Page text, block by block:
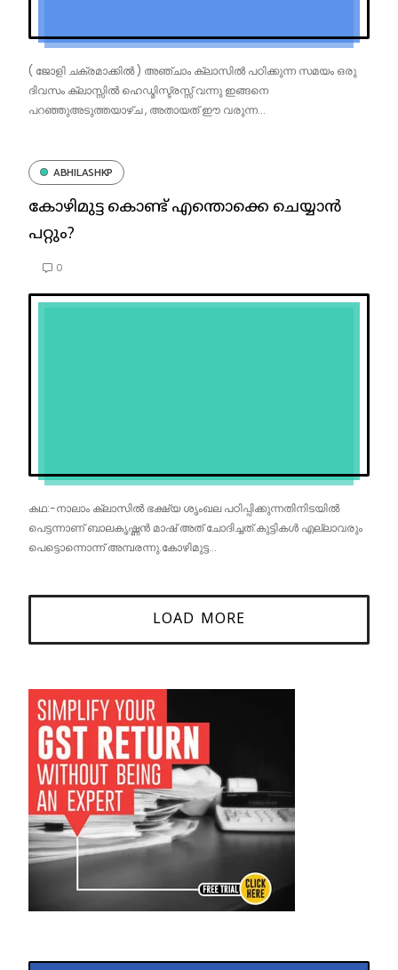
( ജോളി ചക്രമാക്കിൽ ) അഞ്ചാം ക്ലാസിൽ പഠിക്കുന്ന സമയം ഒരു
ദിവസം ക്ലാസ്സിൽ ഹെഡ്മിസ്ട്രസ്സ് വന്നു ഇങ്ങനെ
പറഞ്ഞുഅടുത്തയാഴ്ച , അതായത് ഈ വരുന്ന...
ABHILASHKP
കോഴിമുട്ട കൊണ്ട് എന്തൊക്കെ ചെയ്യാൻ
പറ്റും?
0
കഥ:-നാലാം ക്ലാസിൽ ഭക്ഷ്യ ശൃംഖല പഠിപ്പിക്കുന്നതിനിടയിൽ
പെട്ടന്നാണ് ബാലകൃഷ്ണൻ മാഷ് അത് ചോദിച്ചത്.കുട്ടികൾ എല്ലാവരും
പെട്ടൊന്നൊന്ന് അമ്പരന്നു.കോഴിമുട്ട...